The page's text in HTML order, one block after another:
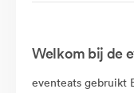
Welkom bij de
eventeats gebruikt